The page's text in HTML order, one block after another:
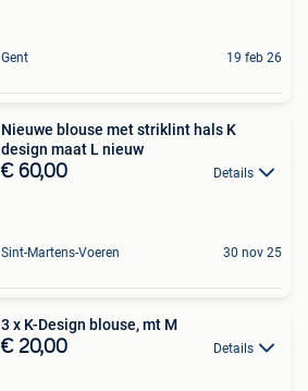
Gent 19 feb 26
Nieuwe blouse met striklint hals K
design maat L nieuw
€ 60,00 Details
Sint-Martens-Voeren 30 nov 25
3 x K-Design blouse, mt M
€ 20,00 Details